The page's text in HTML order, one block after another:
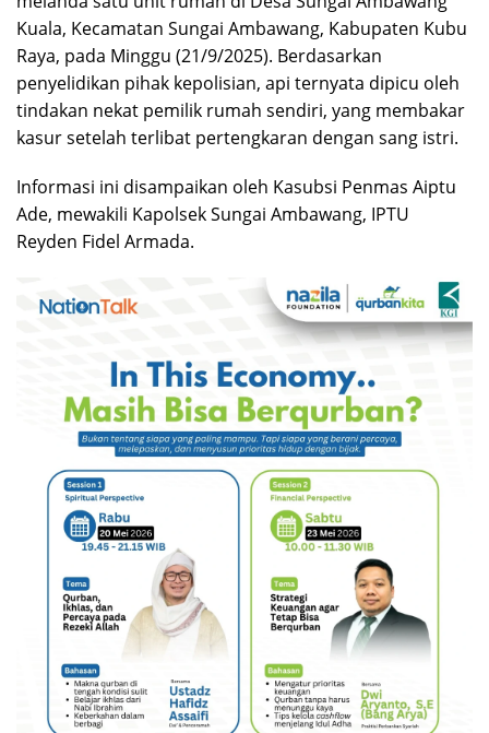
Kuala, Kecamatan Sungai Ambawang, Kabupaten Kubu
Raya, pada Minggu (21/9/2025). Berdasarkan
penyelidikan pihak kepolisian, api ternyata dipicu oleh
tindakan nekat pemilik rumah sendiri, yang membakar
kasur setelah terlibat pertengkaran dengan sang istri.
Informasi ini disampaikan oleh Kasubsi Penmas Aiptu
Ade, mewakili Kapolsek Sungai Ambawang, IPTU
Reyden Fidel Armada.